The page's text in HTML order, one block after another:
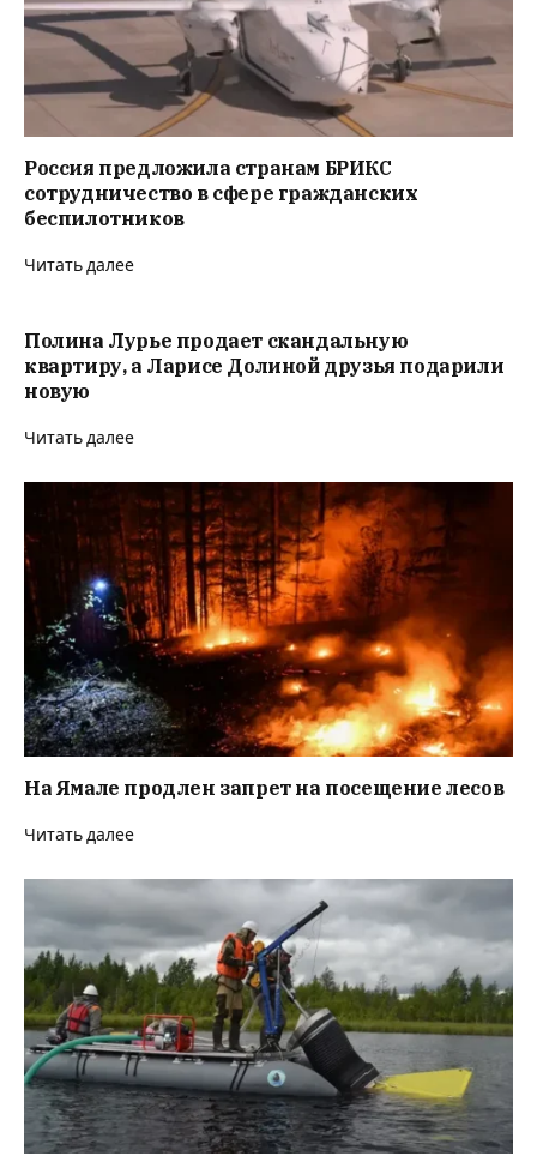
Россия предложила странам БРИКС
сотрудничество в сфере гражданских
беспилотников
Читать далее
Полина Лурье продает скандальную
квартиру, а Ларисе Долиной друзья подарили
новую
Читать далее
На Ямале продлен запрет на посещение лесов
Читать далее